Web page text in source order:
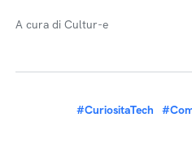
A cura di Cultur-e
#CuriositaTech